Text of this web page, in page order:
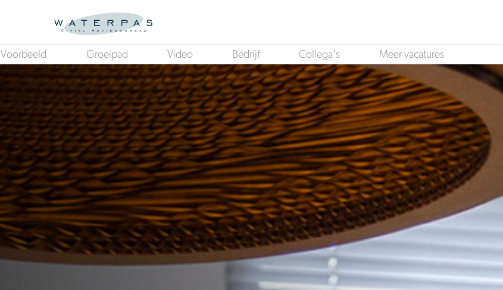
Civieltechnisch Tekenaar
Voorbeeld Groeipad Video Bedrijf Collega's Meer vacatures